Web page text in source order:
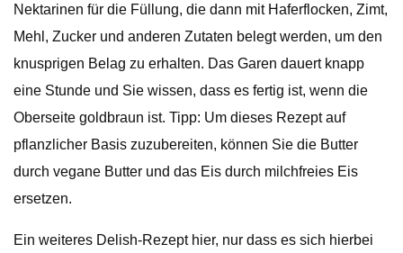
Nektarinen für die Füllung, die dann mit Haferflocken, Zimt,
Mehl, Zucker und anderen Zutaten belegt werden, um den
knusprigen Belag zu erhalten. Das Garen dauert knapp
eine Stunde und Sie wissen, dass es fertig ist, wenn die
Oberseite goldbraun ist. Tipp: Um dieses Rezept auf
pflanzlicher Basis zuzubereiten, können Sie die Butter
durch vegane Butter und das Eis durch milchfreies Eis
ersetzen.
Ein weiteres Delish-Rezept hier, nur dass es sich hierbei